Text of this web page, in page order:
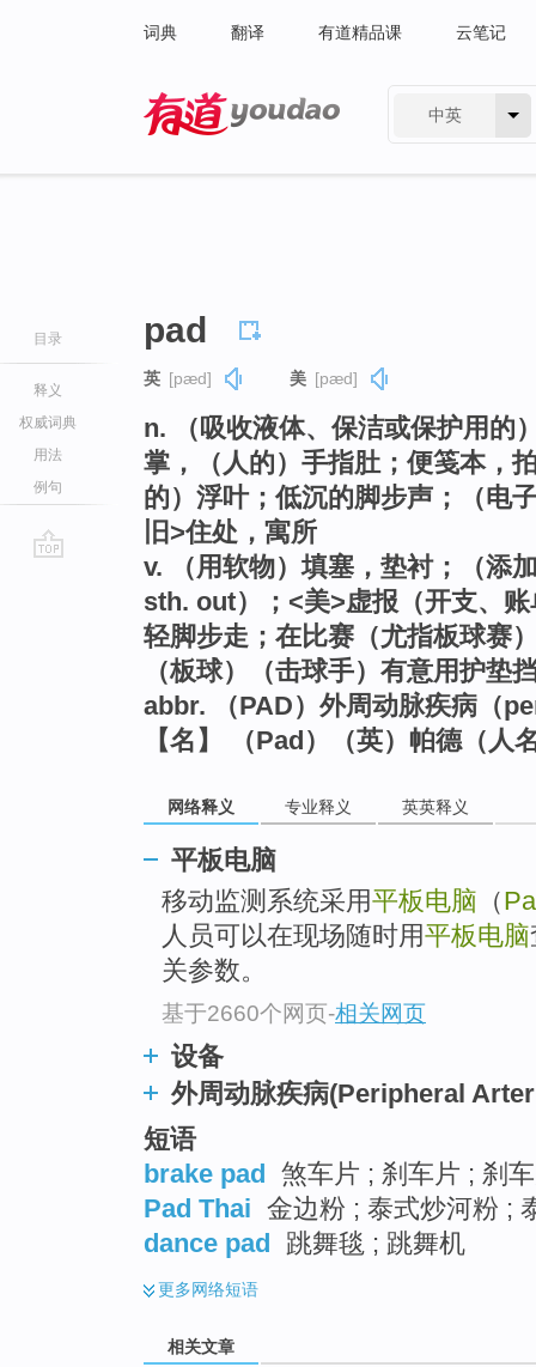
词典 翻译 有道精品课 云笔记
中英
目录
释义
权威词典
用法
例句
pad
英 [pæd] 美 [pæd]
n. （吸收液体、保洁或保护用的
掌，（人的）手指肚；便笺本，
的）浮叶；低沉的脚步声；（电
旧>住处，寓所
v. （用软物）填塞，垫衬；（添
sth. out）；<美>虚报（开支、
轻脚步走；在比赛（尤指板球赛
（板球）（击球手）有意用护垫
abbr. （PAD）外周动脉疾病（
【名】 （Pad）（英）帕德（人
网络释义 专业释义 英英释义
平板电脑
移动监测系统采用平板电脑 （
人员可以在现场随时用平板电脑
关参数。
基于2660个网页-相关网页
设备
外周动脉疾病(Peripheral
短语
brake pad
煞车片 ; 刹车片 ; 刹
Pad Thai 金边粉 ; 泰式炒河粉 ;
dance pad
跳舞毯 ; 跳舞机
更多网络短语
相关文章